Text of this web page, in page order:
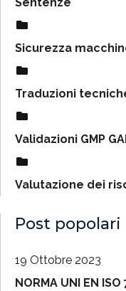
Sicurezza
Traduzioni
Validazioni GMP
Valutazione dei
Post popolari
19 Ottobre 2023
NORMA UNI EN ISO